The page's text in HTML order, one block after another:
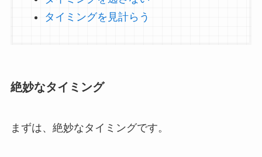
タイミングを見計らう
絶妙なタイミング
まずは、絶妙なタイミングです。